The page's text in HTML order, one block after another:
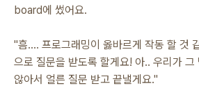
board에 썼어요.
"흠.... 프로그래밍이 옳바르게 작동 할 것
으로 질문을 받도록 할게요! 아.. 우리가
않아서 얼른 질문 받고 끝낼게요."